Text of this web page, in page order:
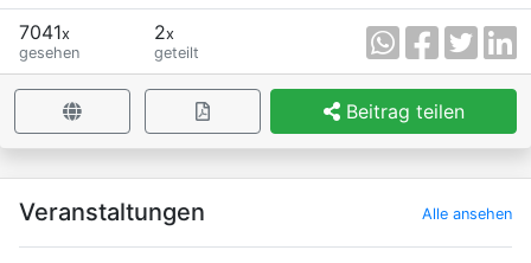
7041x
gesehen
2x
geteilt
Beitrag teilen
×
Veranstaltungen Alle ansehen